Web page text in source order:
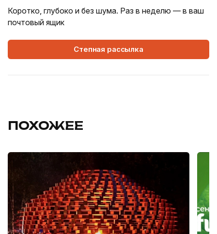
Коротко, глубоко и без шума. Раз в неделю — в ваш
почтовый ящик
Степная рассылка
ПОХОЖЕЕ